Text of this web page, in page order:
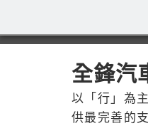
全鋒汽
以「行」為
供最完善的